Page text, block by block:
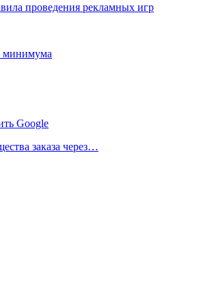
проведения рекламных игр
минимума
Google
заказа через…